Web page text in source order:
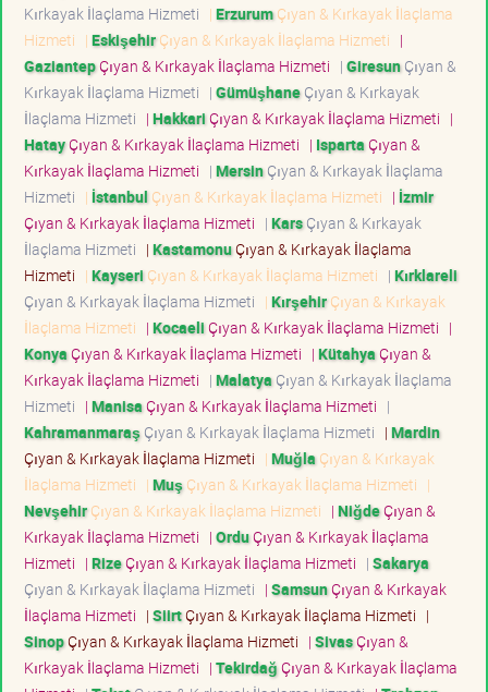
Kırkayak İlaçlama Hizmeti | ErzurumÇıyan & Kırkayak İlaçlama
Hizmeti | EskişehirÇıyan & Kırkayak İlaçlama Hizmeti |
GaziantepÇıyan & Kırkayak İlaçlama Hizmeti | GiresunÇıyan &
Kırkayak İlaçlama Hizmeti | GümüşhaneÇıyan & Kırkayak
İlaçlama Hizmeti | HakkariÇıyan & Kırkayak İlaçlama Hizmeti |
HatayÇıyan & Kırkayak İlaçlama Hizmeti | IspartaÇıyan &
Kırkayak İlaçlama Hizmeti | MersinÇıyan & Kırkayak İlaçlama
Hizmeti | İstanbul Çıyan & Kırkayak İlaçlama Hizmeti | İzmir
Çıyan & Kırkayak İlaçlama Hizmeti | KarsÇıyan & Kırkayak
İlaçlama Hizmeti | KastamonuÇıyan & Kırkayak İlaçlama
Hizmeti | Kayseri Çıyan & Kırkayak İlaçlama Hizmeti | Kırklareli
Çıyan & Kırkayak İlaçlama Hizmeti | KırşehirÇıyan & Kırkayak
İlaçlama Hizmeti | KocaeliÇıyan & Kırkayak İlaçlama Hizmeti |
KonyaÇıyan & Kırkayak İlaçlama Hizmeti | KütahyaÇıyan &
Kırkayak İlaçlama Hizmeti | Malatya Çıyan & Kırkayak İlaçlama
Hizmeti | ManisaÇıyan & Kırkayak İlaçlama Hizmeti |
Kahramanmaraş Çıyan & Kırkayak İlaçlama Hizmeti | Mardin
Çıyan & Kırkayak İlaçlama Hizmeti | Muğla Çıyan & Kırkayak
İlaçlama Hizmeti | Muş Çıyan & Kırkayak İlaçlama Hizmeti |
NevşehirÇıyan & Kırkayak İlaçlama Hizmeti | NiğdeÇıyan &
Kırkayak İlaçlama Hizmeti | OrduÇıyan & Kırkayak İlaçlama
Hizmeti | RizeÇıyan & Kırkayak İlaçlama Hizmeti | Sakarya
Çıyan & Kırkayak İlaçlama Hizmeti | SamsunÇıyan & Kırkayak
İlaçlama Hizmeti | SiirtÇıyan & Kırkayak İlaçlama Hizmeti |
SinopÇıyan & Kırkayak İlaçlama Hizmeti | SivasÇıyan &
Kırkayak İlaçlama Hizmeti | TekirdağÇıyan & Kırkayak İlaçlama